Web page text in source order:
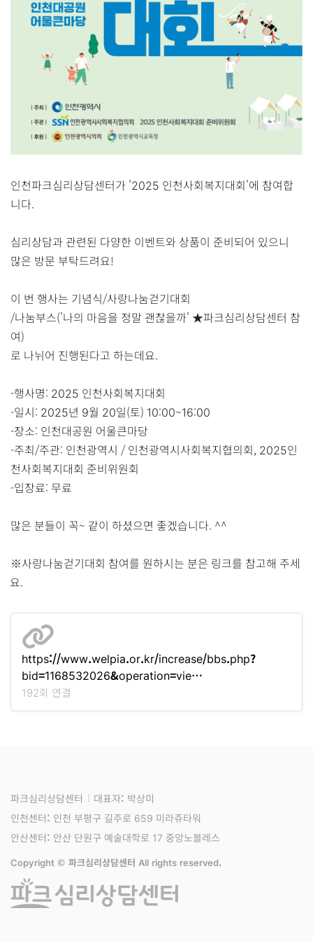
인천파크심리상담센터가 '2025 인천사회복지대회'에 참여합
니다.
심리상담과 관련된 다양한 이벤트와 상품이 준비되어 있으니
많은 방문 부탁드려요!
이 번 행사는 기념식/사랑나눔걷기대회
/나눔부스('나의 마음을 정말 괜찮을까' ★파크심리상담센터 참
여)
로 나뉘어 진행된다고 하는데요.
-행사명: 2025 인천사회복지대회
-일시: 2025년 9월 20일(토) 10:00~16:00
-장소: 인천대공원 어울큰마당
-주최/주관: 인천광역시 / 인천광역시사회복지협의회, 2025인
천사회복지대회 준비위원회
-입장료: 무료
많은 분들이 꼭~ 같이 하셨으면 좋겠습니다. ^^
※사랑나눔걷기대회 참여를 원하시는 분은 링크를 참고해 주세
요.
https://www.welpia.or.kr/increase/bbs.php?
bid=1168532026&operation=vie…
192회 연결
파크심리상담센터
대표자: 박상미
인천센터: 인천 부평구 길주로 659 미라쥬타워
안산센터: 안산 단원구 예술대학로 17 중앙노블레스
Copyright © 파크심리상담센터 All rights reserved.